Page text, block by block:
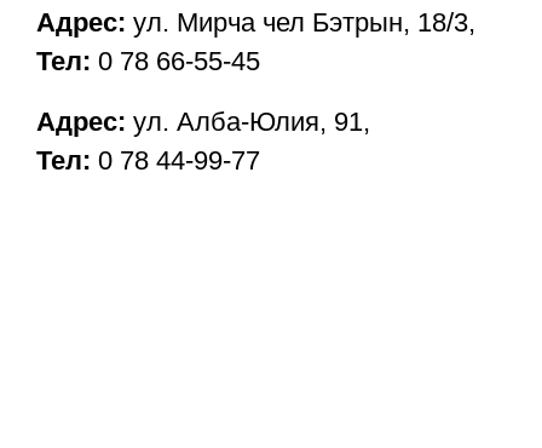
Адрес: ул. Мирча чел Бэтрын, 18/3,
Тел: 0 78 66-55-45
Адрес: ул. Алба-Юлия, 91,
Тел: 0 78 44-99-77